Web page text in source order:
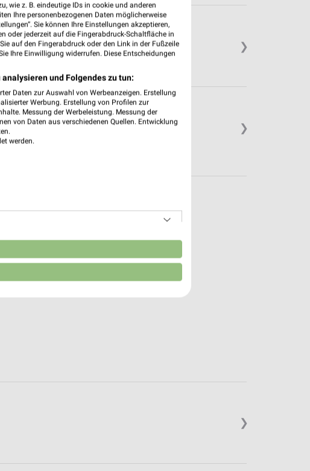
❯
❯
❯
wie z. B. eindeutige IDs in cookie und anderen
Ihre personenbezogenen Daten möglicherweise
Sie können Ihre Einstellungen akzeptieren,
oder jederzeit auf die Fingerabdruck-Schaltfläche in
auf den Fingerabdruck oder den Link in der Fußzeile
Ihre Einwilligung widerrufen. Diese Entscheidungen
und Folgendes zu tun:
Daten zur Auswahl von Werbeanzeigen. Erstellung
Werbung. Erstellung von Profilen zur
Messung der Werbeleistung. Messung der
von Daten aus verschiedenen Quellen. Entwicklung
werden.
aus verschiedenen